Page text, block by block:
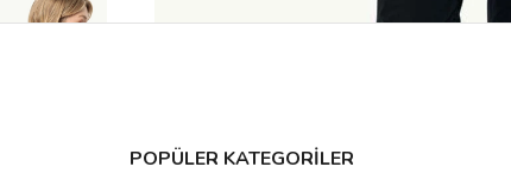
POPÜLER KATEGORİLER